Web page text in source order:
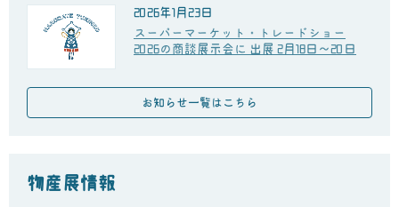
2026年1月23日
スーパーマーケット・トレードショー
2026の商談展示会に 出展 2月18日～20日
お知らせ一覧はこちら
物産展情報